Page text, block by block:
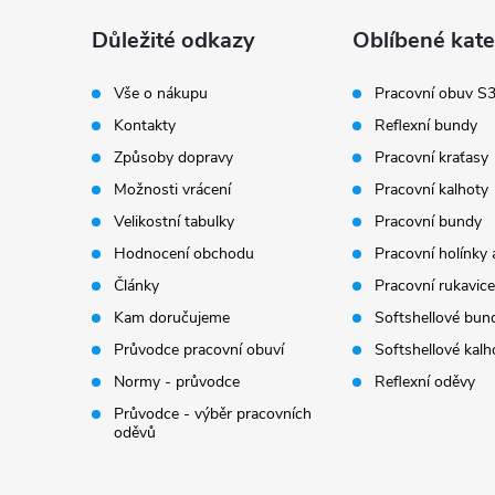
Důležité odkazy
Vše o nákupu
Kontakty
Způsoby dopravy
Možnosti vrácení
Velikostní tabulky
Hodnocení obchodu
Články
Kam doručujeme
Průvodce pracovní obuví
Normy - průvodce
Průvodce - výběr pracovních
oděvů
Oblíbené
Pracovní obuv S3
Reflexní bundy
Pracovní kraťasy
Pracovní kalhoty
Pracovní bundy
Pracovní holínky
Pracovní rukavice
Softshellové
Softshellové
Reflexní oděvy